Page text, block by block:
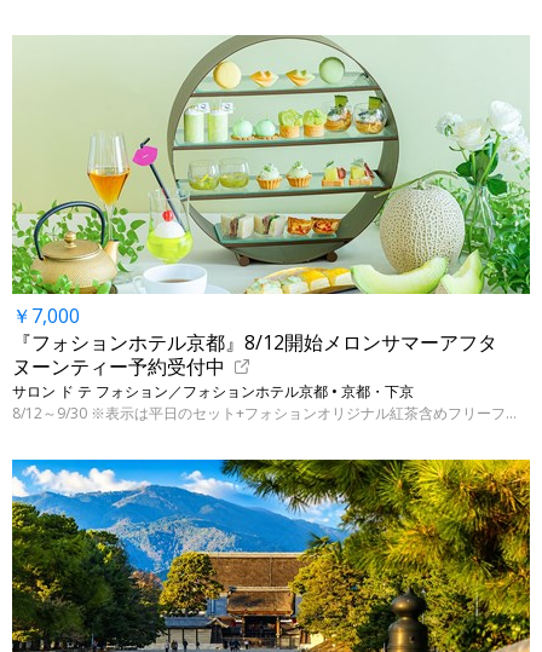
￥7,000
『フォションホテル京都』8/12開始メロンサマーアフタ
ヌーンティー予約受付中
サロン ド テ フォション／フォションホテル京都 • 京都・下京
8/12～9/30 ※表示は平日のセット+フォションオリジナル紅茶含めフリーフロー付きの料金